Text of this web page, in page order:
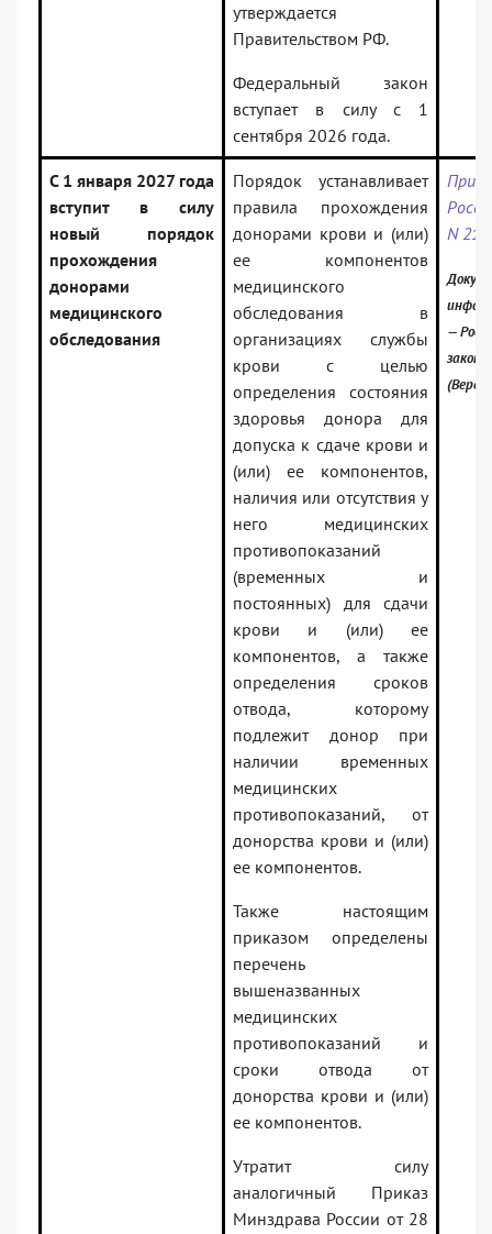
утверждается
Правительством РФ.
Федеральный закон
вступает в силу с 1
сентября 2026 года.
С 1 января 2027 года
вступит в силу
новый порядок
прохождения
донорами
медицинского
обследования
Порядок устанавливает
правила прохождения
донорами крови и (или)
ее компонентов
медицинского
обследования в
организациях службы
крови с целью
определения состояния
здоровья донора для
допуска к сдаче крови и
(или) ее компонентов,
наличия или отсутствия у
него медицинских
противопоказаний
(временных и
постоянных) для сдачи
крови и (или) ее
компонентов, а также
определения сроков
отвода, которому
подлежит донор при
наличии временных
медицинских
противопоказаний, от
донорства крови и (или)
ее компонентов.
Также настоящим
приказом определены
перечень
вышеназванных
медицинских
противопоказаний и
сроки отвода от
донорства крови и (или)
ее компонентов.
Утратит силу
аналогичный Приказ
Минздрава России от 28
N
—